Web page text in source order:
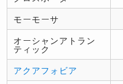
モーモーサ
オーシャンアトラン
ティック
アクアフォビア